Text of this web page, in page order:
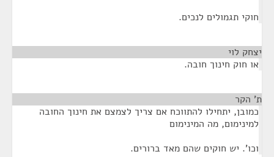
חוקי תגמולים לנכים.
יצחק לוי
או חוק חינוך חובה.
ת' הקר
כמובן, יתחילו להתווכח אם צריך לצמצם את חינוך החובה
למינימום, מה המינימום
וכו'. יש חוקים שהם מאד ברורים.